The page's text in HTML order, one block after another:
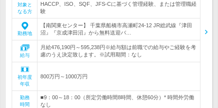
対象と
なる方
HACCP、ISO、SQF、JFS-Cに基づく管理経験、または管理職経
験
勤務地
【南関東センター】 千葉県船橋市高瀬町24-12 JR総武線『津田
沼』『京成津田沼』から無料送迎バ…
給与
月給476,190円～595,238円※給与額は前職での給与やご経験を考
慮のうえ決定致します。※試用期間：なし
初年度
年収
800万円～1000万円
勤務
時間
■9：00～18：00（所定労働時間8時間、休憩60分）* 時間外労働
なし